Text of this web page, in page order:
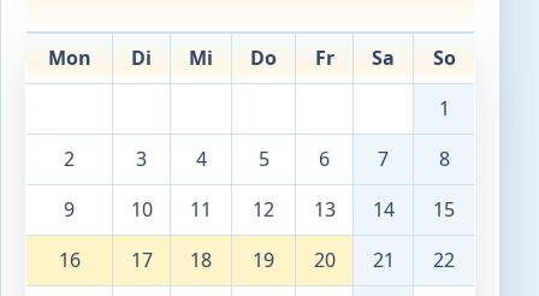
Mon Di Mi Do Fr Sa
So
1
2
3 4 5 6 7
8
9
10 11 12 13 14
15
16
17 18 19 20 21
22